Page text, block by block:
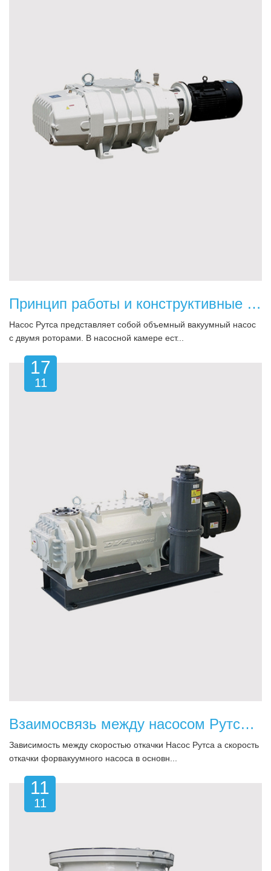
Принцип работы и конструктивные характеристики насоса Рутса
Насос Рутса представляет собой объемный вакуумный насос
с двумя роторами. В насосной камере ест...
17
11
Взаимосвязь между насосом Рутса и скоростью откачки форвакуумного насоса
Зависимость между скоростью откачки Насос Рутса а скорость
откачки форвакуумного насоса в основн...
11
11